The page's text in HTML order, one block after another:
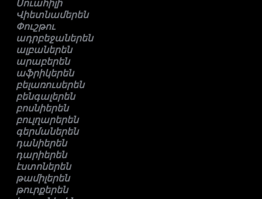
Սուահիլի
Վիետնամերեն
Փուշթու
ադրբեջաներեն
ալբաներեն
արաբերեն
աֆրիկերեն
բելառուսերեն
բենգալերեն
բոսնիերեն
բուլղարերեն
գերմաներեն
դանիերեն
դարիերեն
էստոներեն
թամիլերեն
թուրքերեն